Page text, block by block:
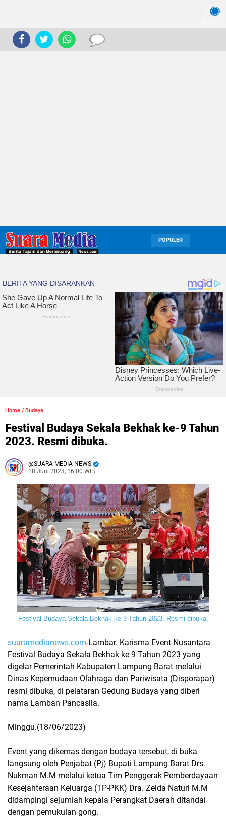
POPULER
Home / Budaya
Festival Budaya Sekala Bekhak ke-9 Tahun
2023. Resmi dibuka.
SUARA MEDIA NEWS
18 Juni 2023, 16:00 WIB
Festival Budaya Sekala Bekhak ke-9 Tahun 2023. Resmi dibuka.
suaramedianews.com-Lambar. Karisma Event Nusantara
Festival Budaya Sekala Bekhak ke 9 Tahun 2023 yang
digelar Pemerintah Kabupaten Lampung Barat melalui
Dinas Kepemudaan Olahraga dan Pariwisata (Disporapar)
resmi dibuka, di pelataran Gedung Budaya yang diberi
nama Lamban Pancasila.
Minggu.(18/06/2023)
Event yang dikemas dengan budaya tersebut, di buka
langsung oleh Penjabat (Pj) Bupati Lampung Barat Drs.
Nukman M.M melalui ketua Tim Penggerak Pemberdayaan
Kesejahteraan Keluarga (TP-PKK) Dra. Zelda Naturi M.M
didampingi sejumlah kepala Perangkat Daerah ditandai
dengan pemukulan gong.